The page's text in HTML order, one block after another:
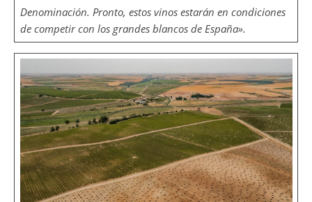
Denominación. Pronto, estos vinos estarán en condiciones
de competir con los grandes blancos de España».